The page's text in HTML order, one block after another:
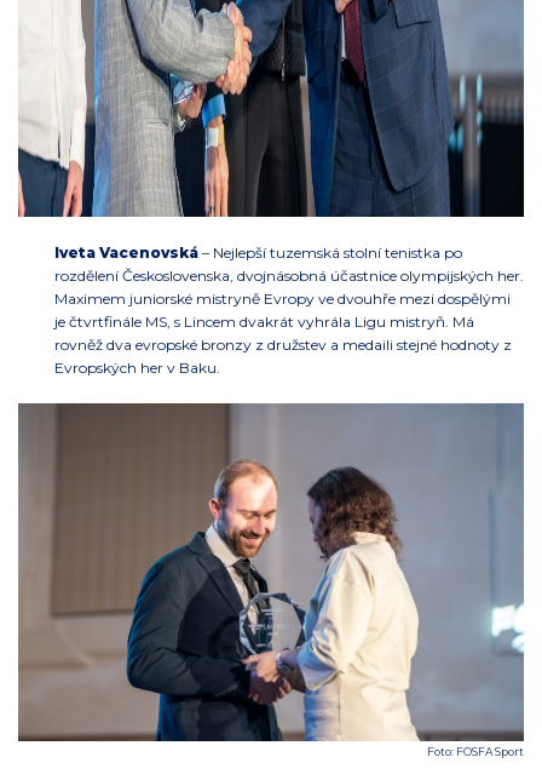
Iveta Vacenovská – Nejlepší tuzemská stolní tenistka po
rozdělení Československa, dvojnásobná účastnice olympijských her.
Maximem juniorské mistryně Evropy ve dvouhře mezi dospělými
je čtvrtfinále MS, s Lincem dvakrát vyhrála Ligu mistryň. Má
rovněž dva evropské bronzy z družstev a medaili stejné hodnoty z
Evropských her v Baku.
Foto: FOSFA Sport